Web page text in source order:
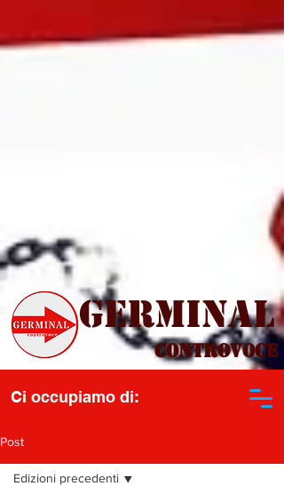
Controvoce
Ci occupiamo di:
Germinal
Post
Edizioni precedenti